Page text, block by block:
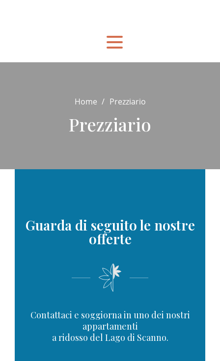
Home Prezziario
Prezziario
Guarda di seguito le nostre
offerte
Contattaci e soggiorna in uno dei nostri
appartamenti
a ridosso del Lago di Scanno.